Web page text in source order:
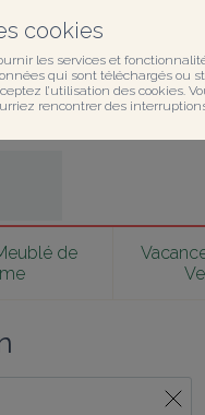
cookies
les services et
qui sont téléchargés ou
l’utilisation des
rencontrer des
de